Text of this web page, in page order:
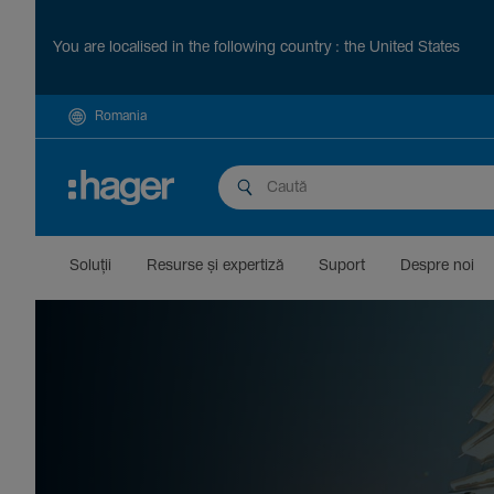
You are localised in the following country : the United States
Romania
Soluții Resurse și exper­tiză Suport Despre noi